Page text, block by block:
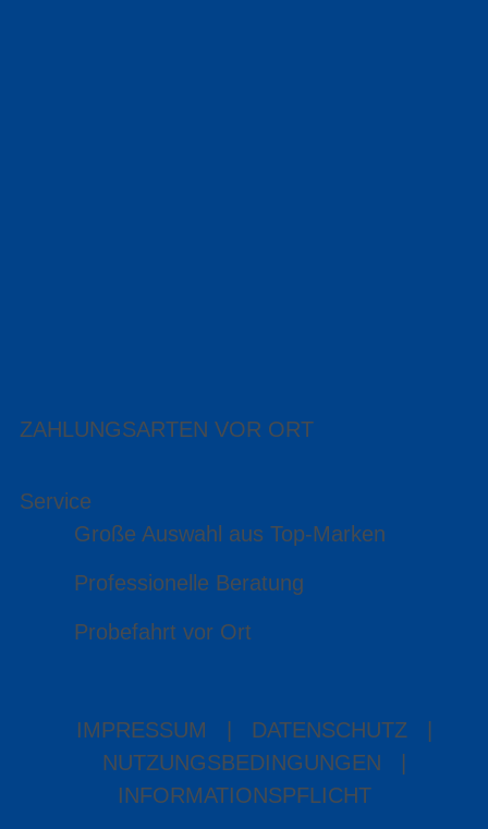
ZAHLUNGSARTEN VOR ORT
Service
Große Auswahl aus Top-Marken
Professionelle Beratung
Probefahrt vor Ort
IMPRESSUM DATENSCHUTZ
NUTZUNGSBEDINGUNGEN
INFORMATIONSPFLICHT